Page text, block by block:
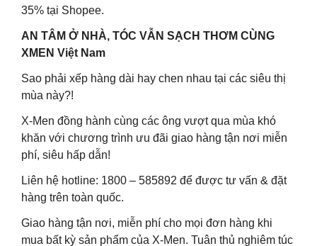
35% tại Shopee.
AN TÂM Ở NHÀ, TÓC VẪN SẠCH THƠM CÙNG
XMEN Việt Nam
Sao phải xếp hàng dài hay chen nhau tại các siêu thị
mùa này?!
X-Men đồng hành cùng các ông vượt qua mùa khó
khăn với chương trình ưu đãi giao hàng tận nơi miễn
phí, siêu hấp dẫn!
Liên hệ hotline: 1800 – 585892 để được tư vấn & đặt
hàng trên toàn quốc.
Giao hàng tận nơi, miễn phí cho mọi đơn hàng khi
mua bất kỳ sản phẩm của X-Men. Tuân thủ nghiêm túc